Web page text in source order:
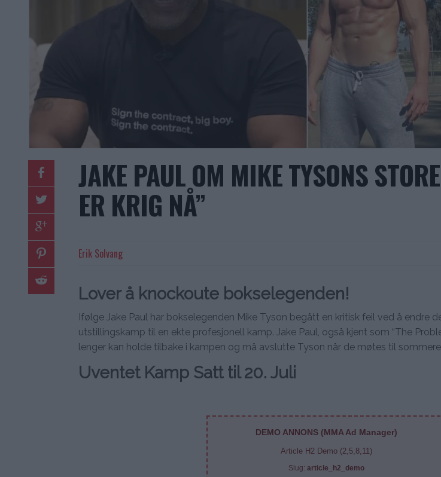
JAKE PAUL OM MIKE TYSONS
ER KRIG NÅ”
Erik Solvang
Lover å knockoute bokselegenden!
Ifølge Jake Paul har bokselegenden Mike Tyson begått en kritisk feil ved å endre
utstillingskamp til en ekte profesjonell kamp. Jake Paul, også kjent som “The
lenger kan holde tilbake i kampen og må avslutte Tyson når de møtes til
Uventet Kamp Satt til 20. Juli
DEMO ANNONS (MMA Ad Manager)
Article H2 Demo (2,5,8,11)
Slug: article_h2_demo